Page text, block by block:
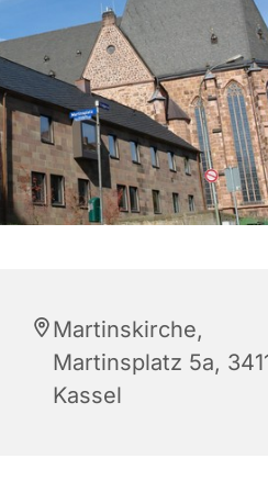
Martinskirche,
Martinsplatz 5a,
Kassel